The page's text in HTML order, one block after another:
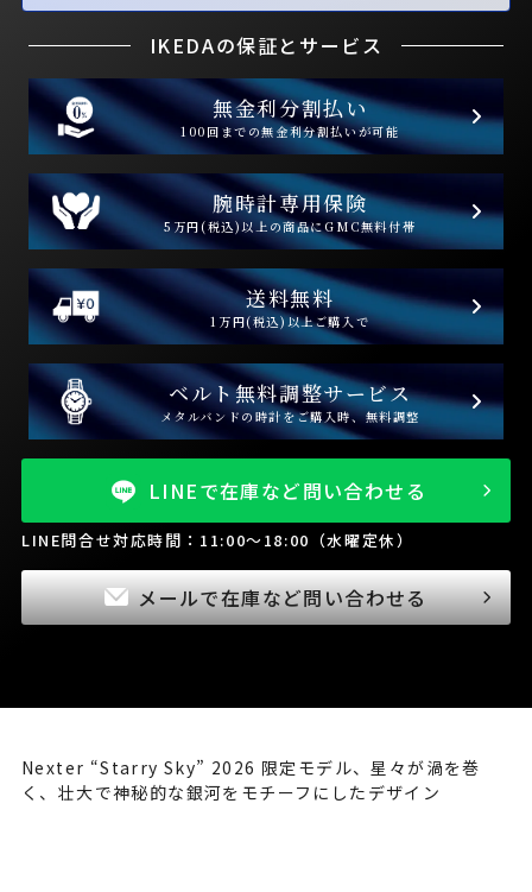
IKEDAの保証とサービス
無金利分割払い
100回までの無金利分割払いが可能
腕時計専用保険
5万円(税込)以上の商品にGMC無料付帯
送料無料
1万円(税込)以上ご購入で
ベルト無料調整サービス
メタルバンドの時計をご購入時、無料調整
LINEで在庫など問い合わせる
LINE問合せ対応時間：11:00～18:00（水曜定休）
メールで在庫など問い合わせる
Nexter “Starry Sky” 2026 限定モデル、星々が渦を巻
く、壮大で神秘的な銀河をモチーフにしたデザイン